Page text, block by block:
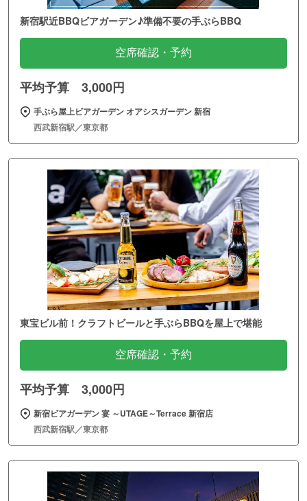
新宿駅近BBQビアガーデン♪準備不要の手ぶらBBQ
空席確認・予約
平均予算 3,000円
手ぶら屋上ビアガーデン オアシスガーデン 新宿
西武新宿駅／東京都
東宝ビル前！クラフトビールと手ぶらBBQを屋上で堪能
空席確認・予約
平均予算 3,000円
新宿ビアガーデン 宴 ～UTAGE～Terrace 新宿店
西武新宿駅／東京都